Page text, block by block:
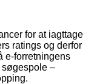
for at iagttage
ratings og derfor
e-forretningens
søgespole –